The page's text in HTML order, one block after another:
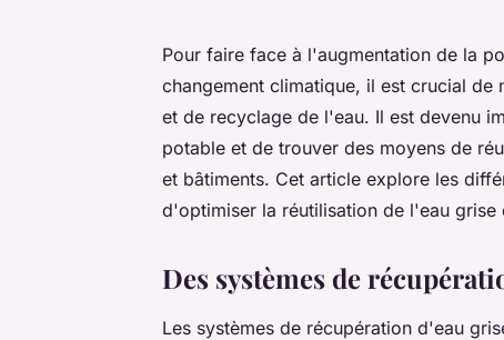
Pour faire face à l'augmentation de la
changement climatique, il est crucial
et de recyclage de l'eau. Il est devenu
potable et de trouver des moyens de
et bâtiments. Cet article explore les
d'optimiser la réutilisation de l'eau grise
Des systèmes de
Les systèmes de récupération d'eau